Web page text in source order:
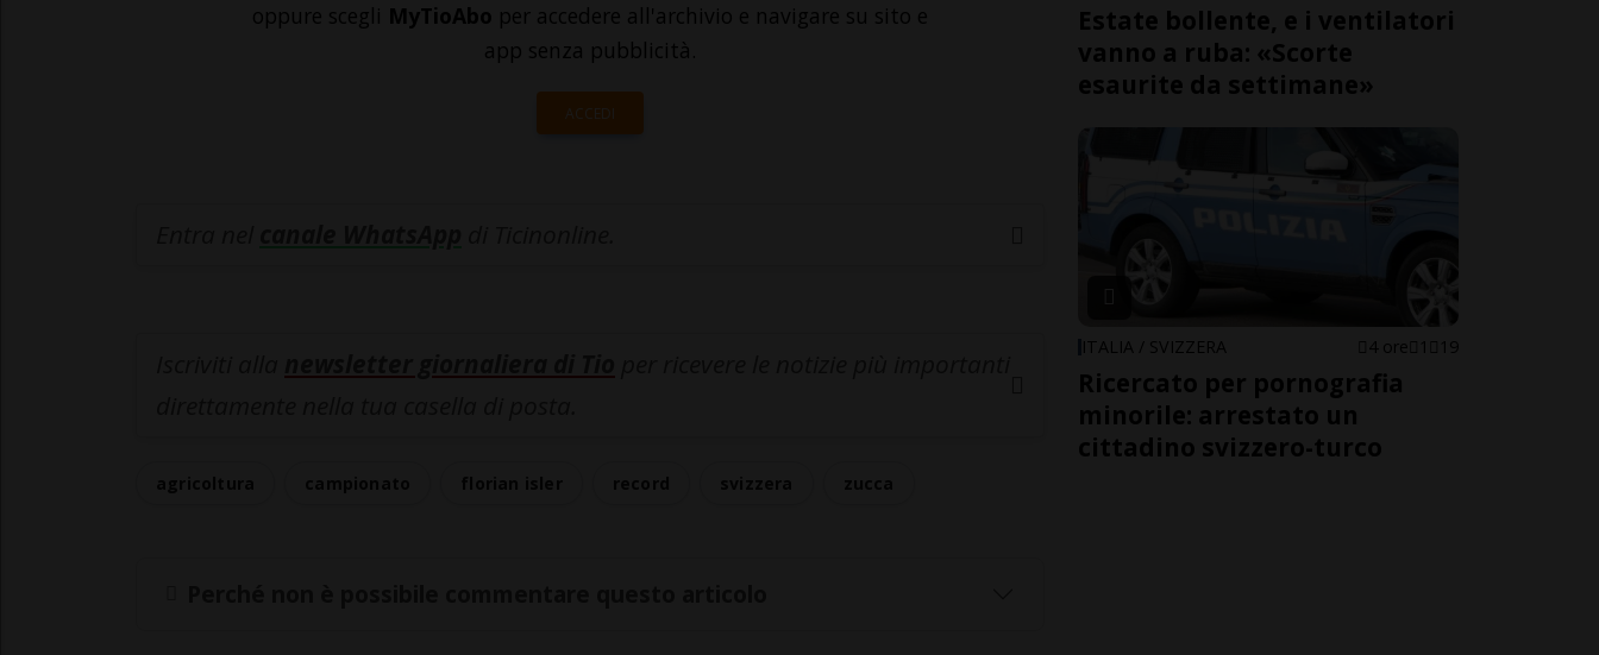
oppure scegli MyTioAbo per accedere all'archivio e navigare su sito e
app senza pubblicità.
ACCEDI
Estate bollente, e i ventilatori
vanno a ruba: «Scorte
esaurite da settimane»
ITALIA / SVIZZERA 4 ore 1 19
Ricercato per pornografia
minorile: arrestato un
cittadino svizzero-turco